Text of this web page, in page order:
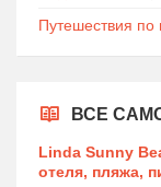
Путешествия по
ВСЕ
Linda Sunny
отеля, пляжа,